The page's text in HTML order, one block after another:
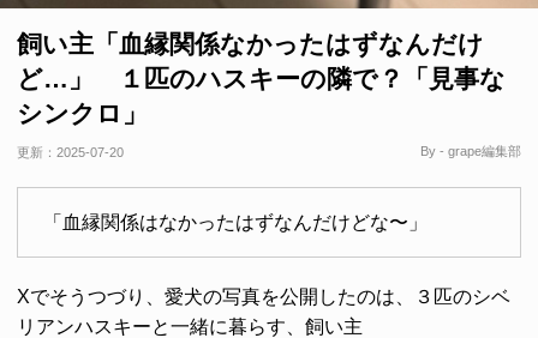
飼い主「血縁関係なかったはずなんだけ
ど…」 １匹のハスキーの隣で？「見事な
シンクロ」
更新： 2025-07-20 By - grape編集部
「血縁関係はなかったはずなんだけどな〜」
Xでそうつづり、愛犬の写真を公開したのは、３匹のシベ
リアンハスキーと一緒に暮らす、飼い主